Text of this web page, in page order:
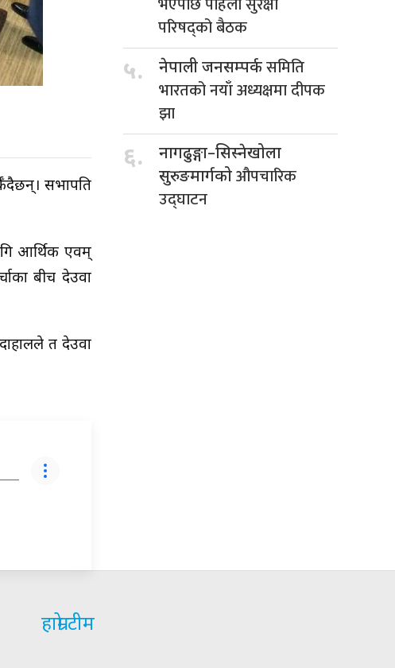
सभापति
आर्थिक एवम्
बीच देउवा
त देउवा
परिषद्को बैठक
५. नेपाली जनसम्पर्कसमिति
भारतको नयाँ अध्यक्षमा दीपक
झा
६.
नागढुङ्गा–सिस्नेखोला
सुरुङमार्गकोऔपचारिक
उद्घाटन
हाम्रो टीम